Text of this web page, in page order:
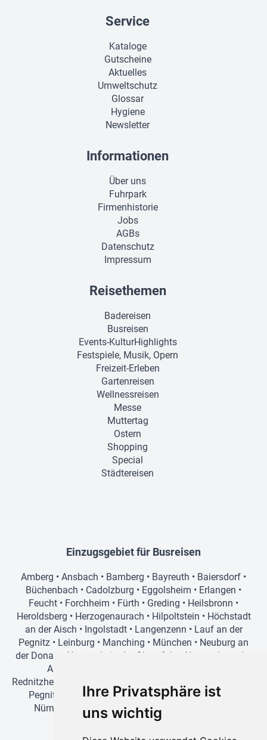
Ihre Privatsphäre ist
uns wichtig
Service
Kataloge
Gutscheine
Aktuelles
Umweltschutz
Glossar
Hygiene
Newsletter
Informationen
Über uns
Fuhrpark
Firmenhistorie
Jobs
AGBs
Datenschutz
Impressum
Reisethemen
Badereisen
Busreisen
Events-KulturHighlights
Festspiele, Musik, Opern
Freizeit-Erleben
Gartenreisen
Wellnessreisen
Messe
Muttertag
Ostern
Shopping
Special
Städtereisen
Einzugsgebiet für Busreisen
Amberg • Ansbach • Bamberg • Bayreuth • Baiersdorf •
Büchenbach • Cadolzburg • Eggolsheim • Erlangen •
Feucht • Forchheim • Fürth • Greding • Heilsbronn •
Heroldsberg • Herzogenaurach • Hilpoltstein • Höchstadt
an der Aisch • Ingolstadt• Langenzenn • Lauf an der
Pegnitz • Leinburg • Manching • München • Neuburg an
der Donau
Neumarkt in der Oberpfalz
Neustadt an der
Aisch
Rednitzhembach
Pegnitz
Schwabach•Schwarzenbruck• Stein bei
Nürnberg
Veitsbronn•Vohburg an der Donau
Wendelstein• Würzburg
Einzugsgebiet für Tagesfahrten